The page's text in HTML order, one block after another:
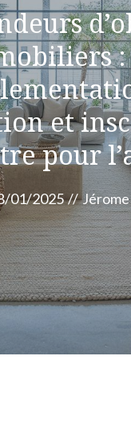
:
et
pour
01/2025 // Jérome